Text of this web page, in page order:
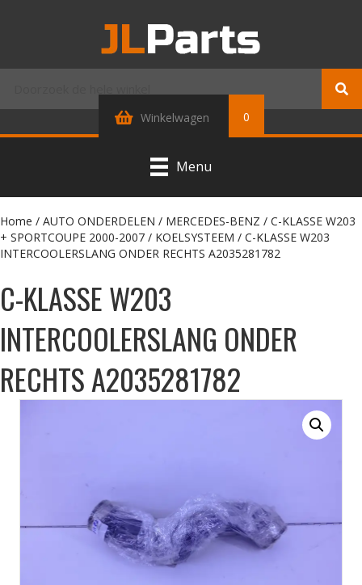
Winkelwagen 0
Menu
Home / AUTO ONDERDELEN / MERCEDES-BENZ / C-KLASSE W203
+ SPORTCOUPE 2000-2007 / KOELSYSTEEM / C-KLASSE W203
INTERCOOLERSLANG ONDER RECHTS A2035281782
C-KLASSE W203
INTERCOOLERSLANG ONDER
RECHTS A2035281782